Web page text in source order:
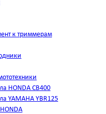
к триммерам
HONDA CB400
YAMAHA YBR125